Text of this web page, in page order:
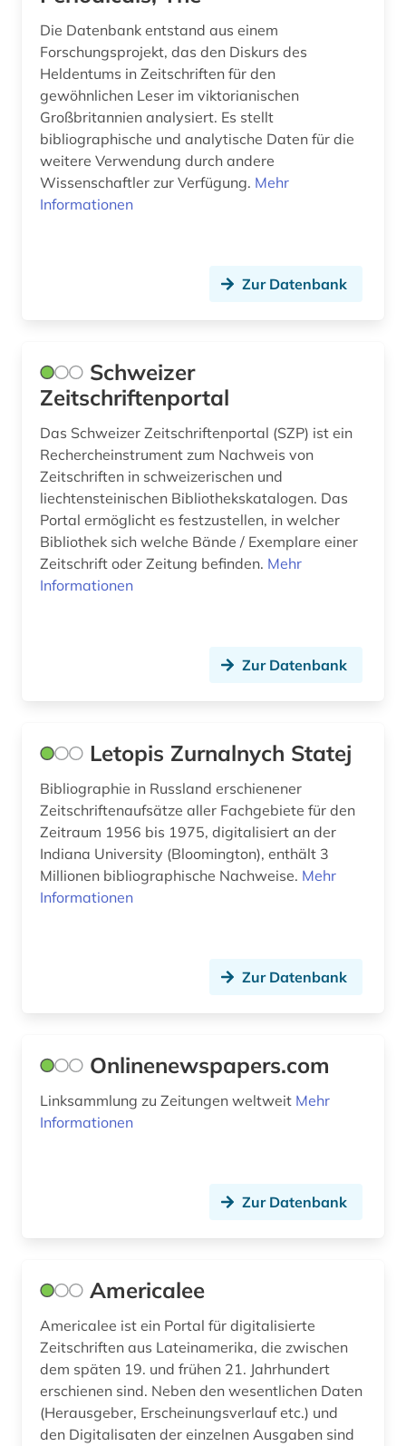
presse (2)
pressestimme (1)
primärquelle (1)
publikumszeitschrift (1)
publizistik (1)
rechtswissenschaft (1)
regierung (1)
regionalbibliografie (1)
reiseliteratur (1)
religion (1)
rezension (2)
rundfunk (1)
schweiz (2)
sowjetunion (1)
sozialgeschichte (1)
spanische philologie (1)
sprachwissenschaft (2)
times london index (3)
togo (1)
türkisch (1)
ukraine (1)
universität (1)
Die Datenbank entstand aus einem
Forschungsprojekt, das den Diskurs des
Heldentums in Zeitschriften für den
gewöhnlichen Leser im viktorianischen
Großbritannien analysiert. Es stellt
bibliographische und analytische Daten für die
weitere Verwendung durch andere
Wissenschaftler zur Verfügung. Mehr
Informationen
Zur Datenbank
Schweizer
Zeitschriftenportal
Das Schweizer Zeitschriftenportal (SZP) ist ein
Rechercheinstrument zum Nachweis von
Zeitschriften in schweizerischen und
liechtensteinischen Bibliothekskatalogen. Das
Portal ermöglicht es festzustellen, in welcher
Bibliothek sich welche Bände / Exemplare einer
Zeitschrift oder Zeitung befinden. Mehr
Informationen
Zur Datenbank
Letopis Zurnalnych Statej
Bibliographie in Russland erschienener
Zeitschriftenaufsätze aller Fachgebiete für den
Zeitraum 1956 bis 1975, digitalisiert an der
Indiana University (Bloomington), enthält 3
Millionen bibliographische Nachweise. Mehr
Informationen
Zur Datenbank
Onlinenewspapers.com
Linksammlung zu Zeitungen weltweit Mehr
Informationen
Zur Datenbank
Americalee
Americalee ist ein Portal für digitalisierte
Zeitschriften aus Lateinamerika, die zwischen
dem späten 19. und frühen 21. Jahrhundert
erschienen sind. Neben den wesentlichen Daten
(Herausgeber, Erscheinungsverlauf etc.) und
den Digitalisaten der einzelnen Ausgaben sind